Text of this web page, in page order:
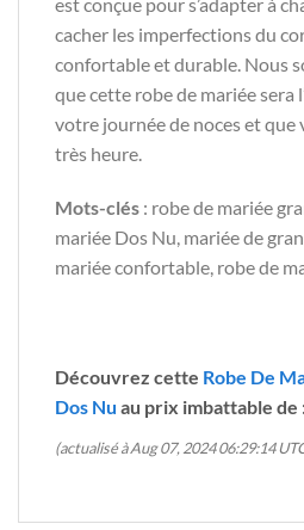
cacher les imperfections du
confortable et durable. Nous
que cette robe de mariée sera
votre journée de noces et que
très heure.
Mots-clés : robe de mariée
mariée Dos Nu, mariée de
mariée confortable, robe de
Découvrez cette Robe De
Dos Nu au prix imbattable de
(actualisé à Aug 07, 2024 06:29:14